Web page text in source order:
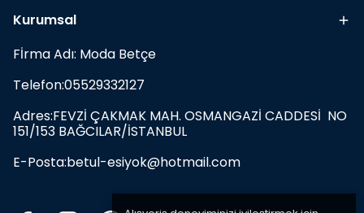
Kurumsal
Fİrma Adı: Moda Betçe
Telefon:05529332127
Adres:FEVZİ ÇAKMAK MAH. OSMANGAZİ CADDESİ NO
151/153 BAĞCILAR/İSTANBUL
E-Posta:betul-esiyok@hotmail.com